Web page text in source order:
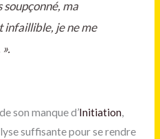
soupçonné, ma
infaillible, je ne me
».
son manque d’Initiation,
suffisante pour se rendre